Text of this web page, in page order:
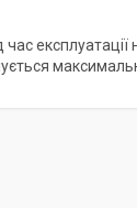
експлуатації